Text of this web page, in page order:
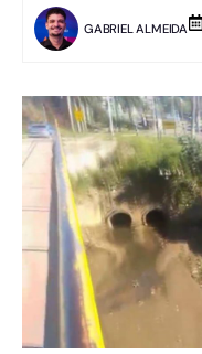
GABRIEL ALMEIDA